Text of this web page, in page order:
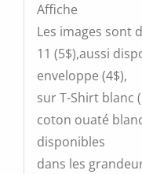
Affiche
Les images sont
11 (5$),aussi
enveloppe (4$),
sur T-Shirt blanc
coton ouaté
disponibles
dans les